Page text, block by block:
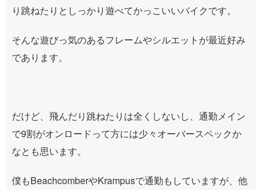
り跳ねたりとしっかり遊べてかっこいいバイクです。
そんな遊びっ気のあるフレームやシルエットが最近好み
であります。
だけど、飛んだり跳ねたりは全くしないし、通勤メイン
で9割がオンロードって方には少々オーバースペックか
なとも思います。
僕もBeachcomberやKrampusで通勤もしていますが、他